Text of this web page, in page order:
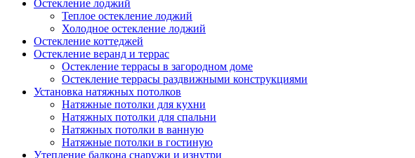
Остекление лоджий
Теплое остекление лоджий
Холодное остекление лоджий
Остекление коттеджей
Остекление веранд и террас
Остекление террасы в загородном доме
Остекление террасы раздвижными конструкциями
Установка натяжных потолков
Натяжные потолки для кухни
Натяжных потолки для спальни
Натяжных потолки в ванную
Натяжные потолки в гостиную
Утепление балкона снаружи и изнутри